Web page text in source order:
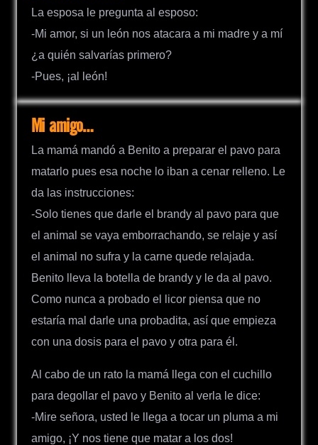
La esposa le pregunta al esposo:
-Mi amor, si un león nos atacara a mi madre y a mí
¿a quién salvarías primero?
-Pues, ¡al león!
Mi amigo…
La mamá mandó a Benito a preparar el pavo para
matarlo pues esa noche lo iban a cenar relleno. Le
da las instrucciones:
-Solo tienes que darle el brandy al pavo para que
el animal se vaya emborrachando, se relaje y así
el animal no sufra y la carne quede relajada.
Benito lleva la botella de brandy y le da al pavo.
Como nunca a probado el licor piensa que no
estaría mal darle una probadita, así que empieza
con una dosis para el pavo y otra para él.
Al cabo de un rato la mamá llega con el cuchillo
para degollar el pavo y Benito al verla le dice:
-Mire señora, usted le llega a tocar un pluma a mi
amigo, ¡Y nos tiene que matar a los dos!